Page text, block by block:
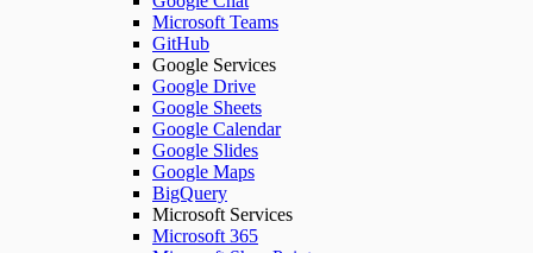
Microsoft Teams
GitHub
Google Services
Google Drive
Google Sheets
Google Calendar
Google Slides
Google Maps
BigQuery
Microsoft Services
Microsoft 365